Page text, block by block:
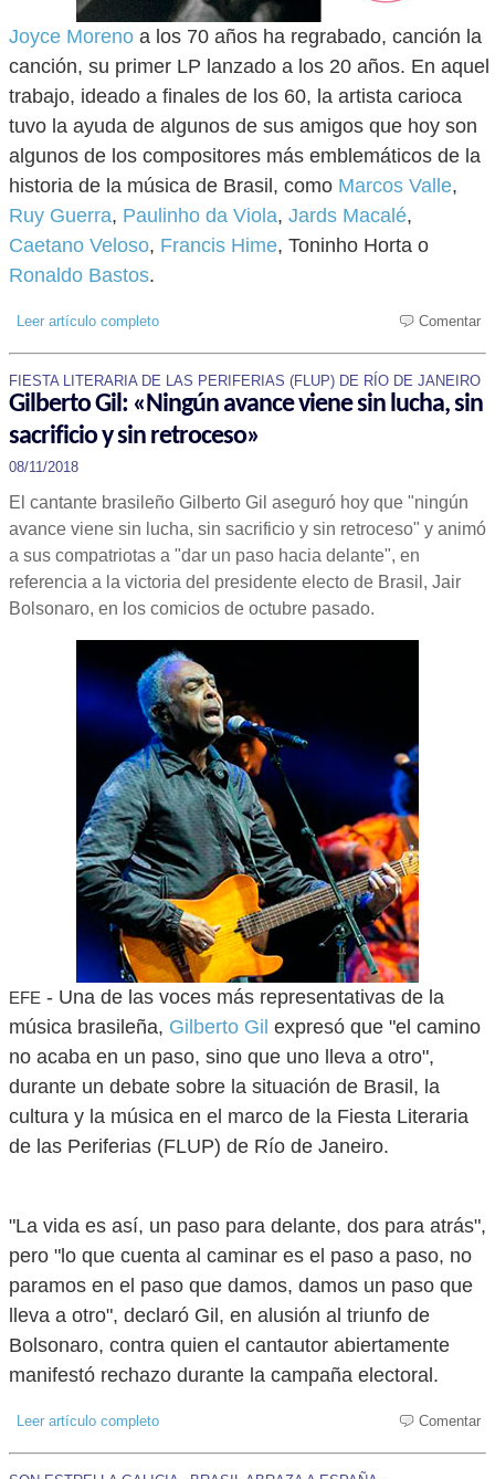
Joyce Moreno a los 70 años ha regrabado, canción la
canción, su primer LP lanzado a los 20 años. En aquel
trabajo, ideado a finales de los 60, la artista carioca
tuvo la ayuda de algunos de sus amigos que hoy son
algunos de los compositores más emblemáticos de la
historia de la música de Brasil, como Marcos Valle,
Ruy Guerra, Paulinho da Viola, Jards Macalé,
Caetano Veloso, Francis Hime, Toninho Horta o
Ronaldo Bastos.
Leer artículo completo Comentar
FIESTA LITERARIA DE LAS PERIFERIAS (FLUP) DE RÍO DE JANEIRO
Gilberto Gil: «Ningún avance viene sin lucha, sin
sacrificio y sin retroceso»
08/11/2018
El cantante brasileño Gilberto Gil aseguró hoy que "ningún
avance viene sin lucha, sin sacrificio y sin retroceso" y animó
a sus compatriotas a "dar un paso hacia delante", en
referencia a la victoria del presidente electo de Brasil, Jair
Bolsonaro, en los comicios de octubre pasado.
EFE - Una de las voces más representativas de la
música brasileña, Gilberto Gil expresó que "el camino
no acaba en un paso, sino que uno lleva a otro",
durante un debate sobre la situación de Brasil, la
cultura y la música en el marco de la Fiesta Literaria
de las Periferias (FLUP) de Río de Janeiro.
"La vida es así, un paso para delante, dos para atrás",
pero "lo que cuenta al caminar es el paso a paso, no
paramos en el paso que damos, damos un paso que
lleva a otro", declaró Gil, en alusión al triunfo de
Bolsonaro, contra quien el cantautor abiertamente
manifestó rechazo durante la campaña electoral.
Leer artículo completo Comentar